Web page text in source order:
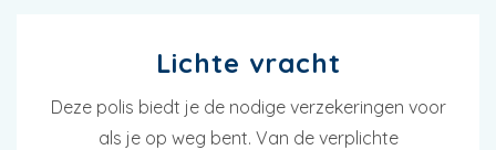
Lichte vracht
Deze polis biedt je de nodige verzekeringen voor
als je op weg bent. Van de verplichte